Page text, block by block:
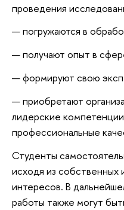
проведения
погружаются в
получают опыт в
формируют свою
приобретают
лидерские
профессиональные
Студенты
исходя из собственных
интересов. В
работы также могут